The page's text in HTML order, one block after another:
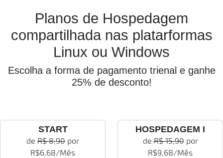
Planos de Hospedagem
compartilhada nas platarformas
Linux ou Windows
Escolha a forma de pagamento trienal e ganhe
25% de desconto!
START
de R$ 8,90 por
R$6,68/Mês
HOSPEDAGEM I
deR$ 15,90por
R$9,68/Mês